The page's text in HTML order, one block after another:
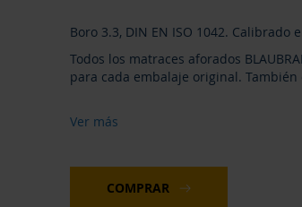
Boro 3.3, DIN EN ISO 1042. Calibrado
Todos los matraces aforados
para cada embalaje original.
Ver más
COMPRAR